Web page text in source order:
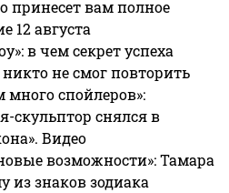
принесет вам полное
12 августа
в чем секрет успеха
не смог повторить
спойлеров»:
скульптор снялся в
Видео
возможности»: Тамара
из знаков зодиака